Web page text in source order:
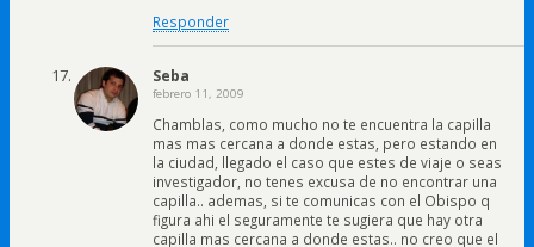
Responder
Seba
febrero 11, 2009
Chamblas, como mucho no te encuentra la capilla
mas mas cercana a donde estas, pero estando en
la ciudad, llegado el caso que estes de viaje o seas
investigador, no tenes excusa de no encontrar una
capilla.. ademas, si te comunicas con el Obispo q
figura ahi el seguramente te sugiera que hay otra
capilla mas cercana a donde estas.. no creo que el